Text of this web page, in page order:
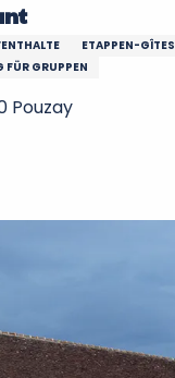
ETAPPEN-GÎTES
FÜR GRUPPEN
Pouzay
favoris